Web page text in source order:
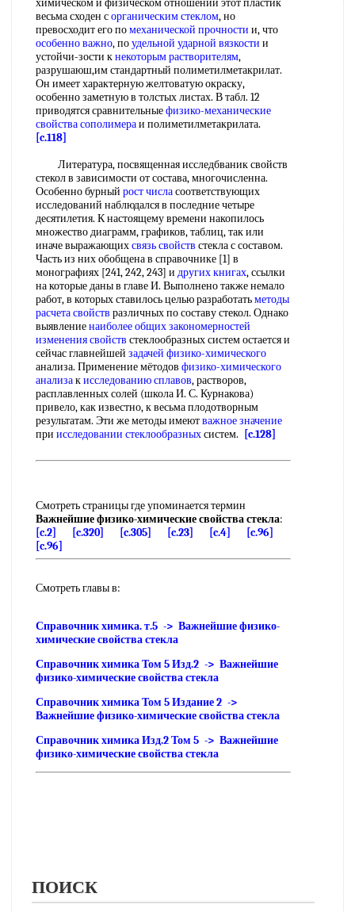
химическом и физическом отношении этот пластик
весьма сходен сорганическим стеклом, но
превосходит его помеханической прочности и, что
особенно важно, поудельной ударной вязкости и
устойчи-зости кнекоторым растворителям,
разрушаюш,им стандартный полиметилметакрилат.
Он имеет характерную желтоватую окраску,
особенно заметную в толстых листах. В табл. 12
приводятся сравнительныефизико-механические
свойства сополимераи полиметилметакрилата.
[c.118]
Литература, посвященная исследбваник свойств
стекол в зависимости от состава, многочисленна.
Особенно бурный рост числасоответствующих
исследований наблюдался в последние четыре
десятилетия. К настоящему времени накопилось
множество диаграмм, графиков, таблиц, так или
иначе выражающихсвязь свойств стекла с составом.
Часть из них обобщена в справочнике [1] в
монографиях [241, 242, 243] и других книгах, ссылки
на которые даны в главе И. Выполнено также немало
работ, в которых ставилось целью разработатьметоды
расчета свойств различных по составу стекол. Однако
выявлениенаиболее общихзакономерностей
изменения свойств стеклообразных систем остается и
сейчас главнейшей задачей физико-химического
анализа. Применение мётодов физико-химического
анализакисследованию сплавов, растворов,
расплавленных солей (школа И. С. Курнакова)
привело, как известно, к весьма плодотворным
результатам. Эти же методы имеютважное значение
при исследовании стеклообразныхсистем. [c.128]
Смотреть страницы где упоминается термин
Важнейшие физико-химические свойства стекла:
[c.2]
[c.320] [c.305] [c.23] [c.4]
[c.96]
[c.96]
Смотреть главы в:
Справочник химика. т.5 -> Важнейшие физико-
химические свойства стекла
Справочник химика Том 5 Изд.2 -> Важнейшие
физико-химические свойства стекла
Справочник химика Том 5 Издание 2 ->
Важнейшие физико-химические свойства стекла
Справочник химика Изд.2 Том 5 -> Важнейшие
физико-химические свойства стекла
ПОИСК